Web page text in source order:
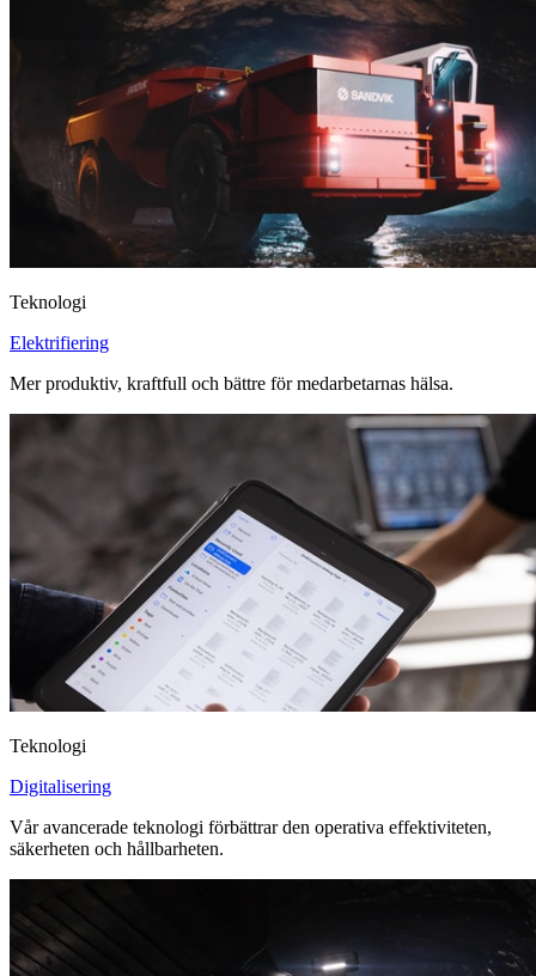
Teknologi
Elektrifiering
Mer produktiv, kraftfull och bättre för medarbetarnas hälsa.
Teknologi
Digitalisering
Vår avancerade teknologi förbättrar den operativa effektiviteten,
säkerheten och hållbarheten.